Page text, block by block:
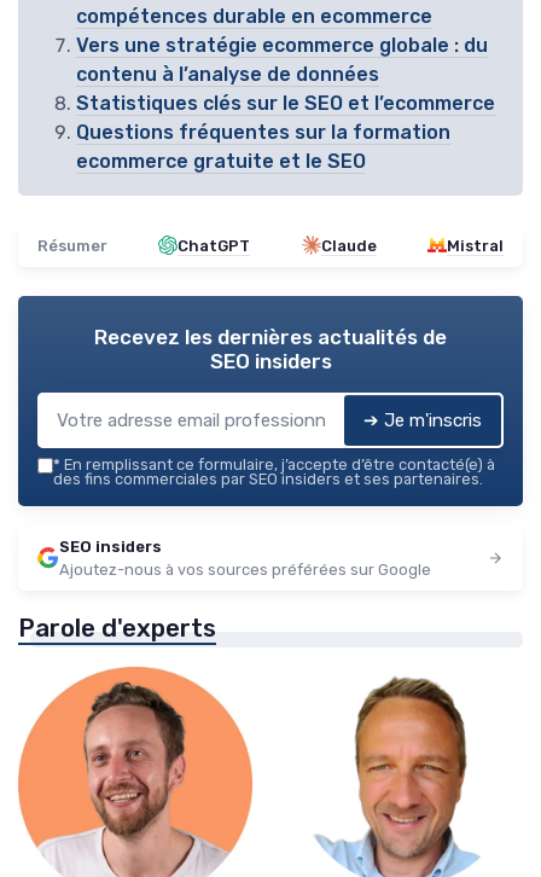
compétences durable en ecommerce
Vers une stratégie ecommerce globale : du
contenu à l’analyse de données
Statistiques clés sur le SEO et l’ecommerce
Questions fréquentes sur la formation
ecommerce gratuite et le SEO
Résumer ChatGPT Claude Mistral
Recevez les dernières actualités de
SEO insiders
➔ Je m'inscris
* En remplissant ce formulaire, j’accepte d’être contacté(e) à
des fins commerciales par SEO insiders et ses partenaires.
SEO insiders
Ajoutez-nous à vos sources préférées sur Google
Parole d'experts